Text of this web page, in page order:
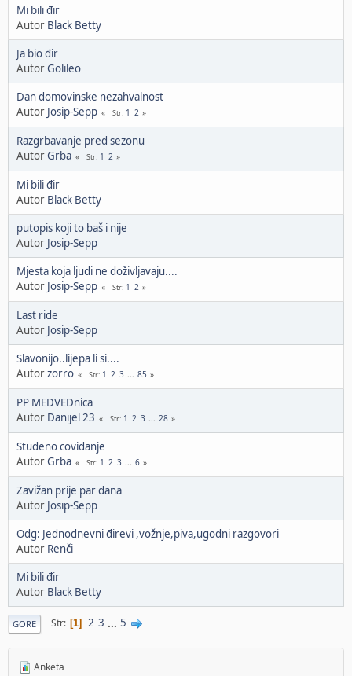
Mi bili đir
Autor Black Betty
Ja bio đir
AutorGolileo
Dan domovinske nezahvalnost
Autor Josip-Sepp Str 1 2
Razgrbavanje pred sezonu
AutorGrba Str 1 2
Mi bili đir
Autor Black Betty
putopis koji to baš i nije
Autor Josip-Sepp
Mjesta koja ljudi ne doživljavaju....
Autor Josip-Sepp Str 1 2
Last ride
Autor Josip-Sepp
Slavonijo..lijepa li si....
Autorzorro Str 1 2 3 ... 85
PP MEDVEDnica
Autor Danijel 23 Str 1 2 3 ... 28
Studeno covidanje
AutorGrba Str 1 2 3 ... 6
Zavižan prije par dana
Autor Josip-Sepp
Odg: Jednodnevni đirevi ,vožnje,piva,ugodni razgovori
Autor Renči
Mi bili đir
Autor Black Betty
GORE Str 1 2 3 ... 5
Anketa